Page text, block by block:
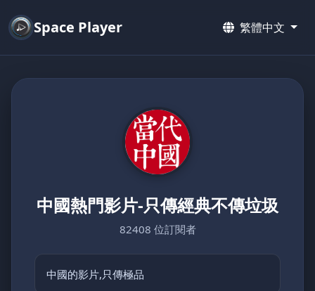
Space Player 繁體中文
中國熱門影片-只傳經典不傳垃圾
82408 位訂閱者
中國的影片,只傳極品